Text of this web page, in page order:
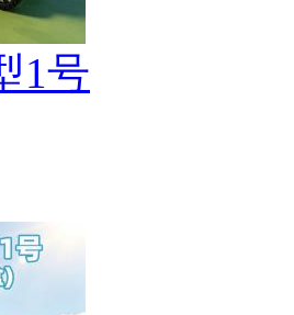
1号